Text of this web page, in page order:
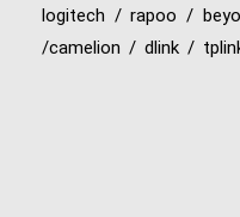
logitech / rapoo /
/camelion / dlink /